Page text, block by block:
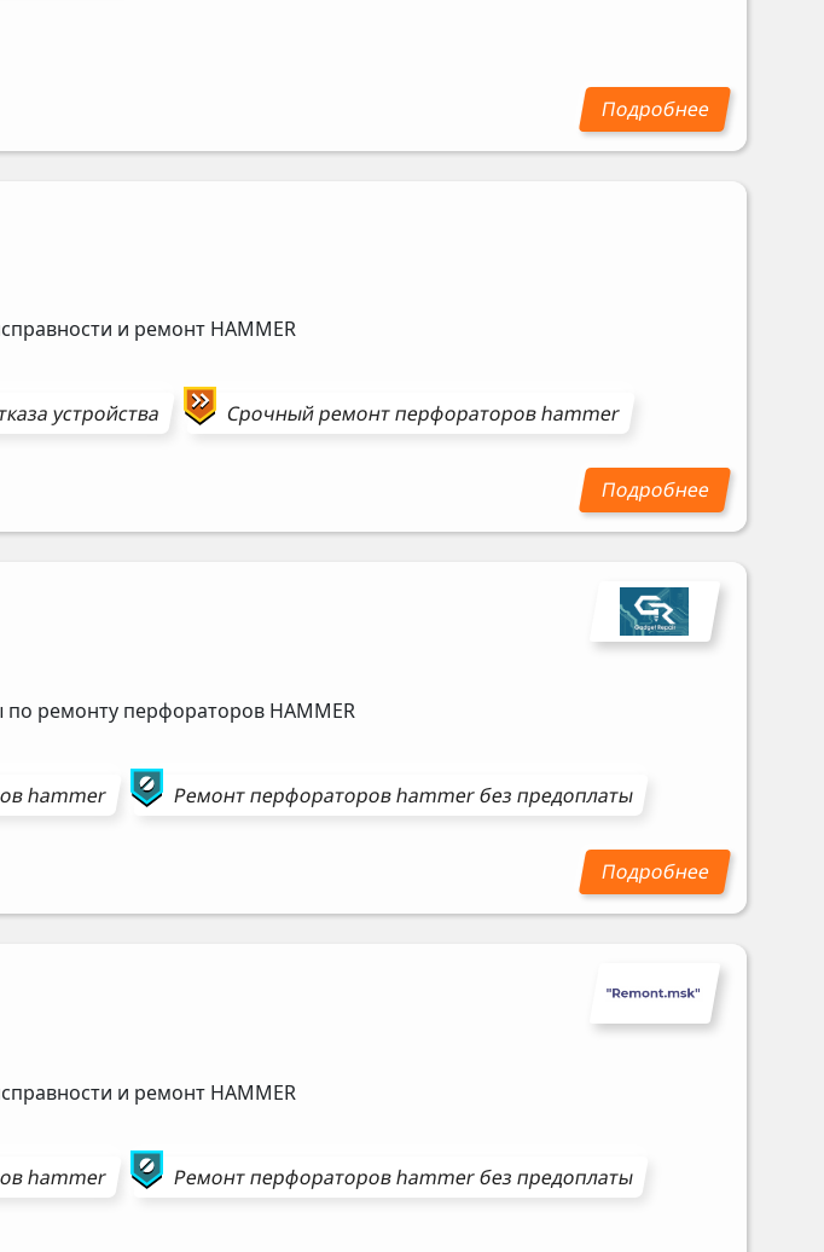
и ремонт HAMMER
устройства Срочный ремонтперфораторовhammer
по ремонту перфораторов HAMMER
hammer Ремонтперфораторовhammerбез предоплаты
и ремонт HAMMER
hammer Ремонтперфораторовhammerбез предоплаты